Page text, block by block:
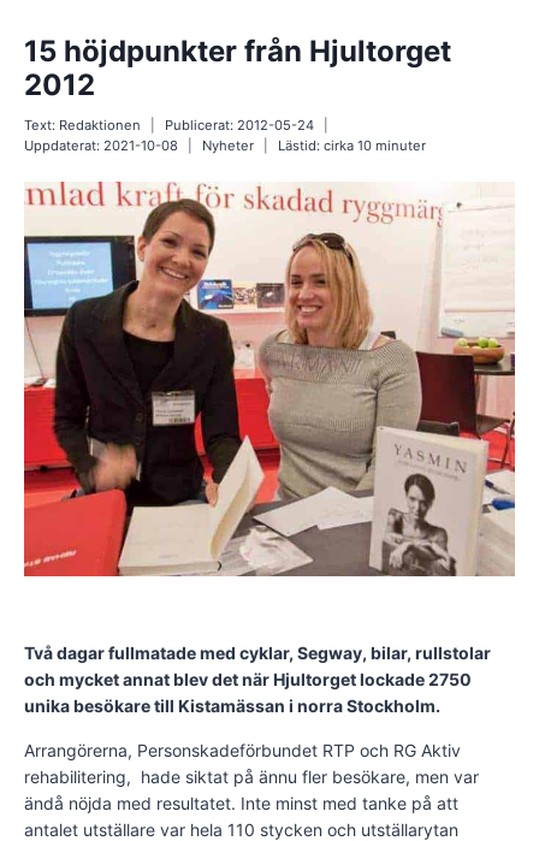
15 höjdpunkter från Hjultorget
2012
Text: Redaktionen Publicerat: 2012-05-24
Uppdaterat: 2021-10-08 Nyheter Lästid: cirka10minuter
Två dagar fullmatade med cyklar, Segway, bilar, rullstolar
och mycket annat blev det när Hjultorget lockade 2750
unika besökare till Kistamässan i norra Stockholm.
Arrangörerna, Personskadeförbundet RTP och RG Aktiv
rehabilitering, hade siktat på ännu fler besökare, men var
ändå nöjda med resultatet. Inte minst med tanke på att
antalet utställare var hela 110 stycken och utställarytan